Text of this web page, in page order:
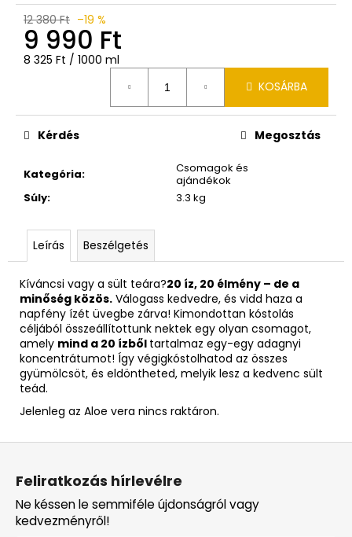
12 380 Ft –19 %
9 990 Ft
Egységár:
8 325 Ft / 1000 ml
KOSÁRBA
Kategória:
Csomagok és
ajándékok
Súly: 3.3 kg
Kérdés Megosztás
Leírás Beszélgetés
Kíváncsi vagy a sült teára?20 íz, 20 élmény – de a
minőség közös. Válogass kedvedre, és vidd haza a
napfény ízét üvegbe zárva! Kimondottan kóstolás
céljából összeállítottunk nektek egy olyan csomagot,
amely mind a 20 ízből tartalmaz egy-egy adagnyi
koncentrátumot! Így végigkóstolhatod az összes
gyümölcsöt, és eldöntheted, melyik lesz a kedvenc sült
teád.
Jelenleg az Aloe vera nincs raktáron.
L
Feliratkozás hírlevélre
Ne késsen le semmiféle újdonságról vagy
kedvezményről!